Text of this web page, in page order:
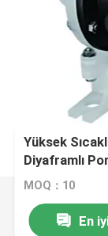
Yüksek
Diyaframlı
MOQ：10
En